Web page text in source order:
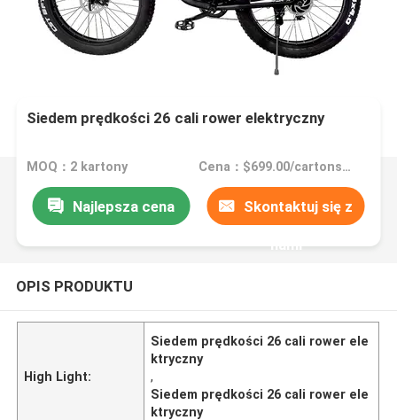
Siedem prędkości 26 cali rower elektryczny
MOQ：2 kartony Cena：$699.00/cartons 2-49 cartons
Najlepsza cena Skontaktuj się z
nami
OPIS PRODUKTU
High Light:
Siedem prędkości 26 cali rower ele
ktryczny
,
Siedem prędkości 26 cali rower ele
ktryczny